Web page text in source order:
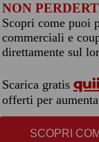
NON
Scopri come puoi
commerciali e
direttamente sul
Scarica gratis
offerti per
SCOPRI